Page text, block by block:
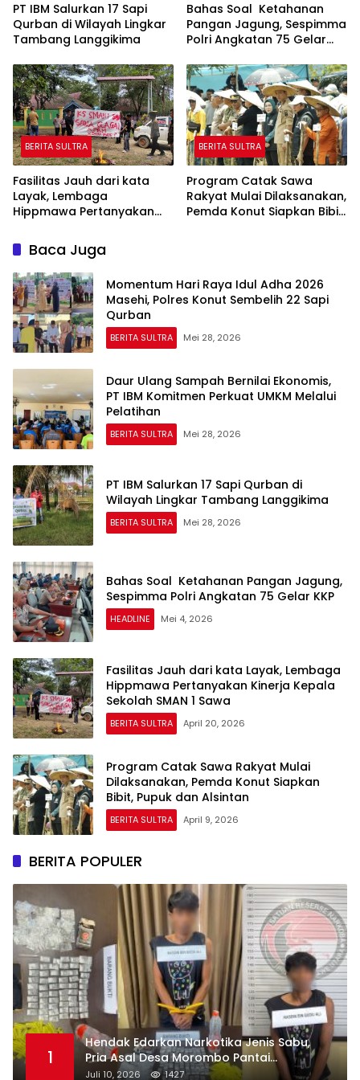
PT IBM Salurkan 17 Sapi
Qurban di Wilayah Lingkar
Tambang Langgikima
Bahas Soal Ketahanan
Pangan Jagung, Sespimma
Polri Angkatan 75 Gelar
BERITA SULTRA
Fasilitas Jauh dari kata
Layak, Lembaga
Hippmawa Pertanyakan
SMAN 1 Sawa
BERITA SULTRA
Program Catak Sawa
Rakyat Mulai Dilaksanakan,
Pemda Konut Siapkan Bibit,
Baca Juga
Momentum Hari Raya Idul Adha 2026
Masehi, Polres Konut Sembelih 22 Sapi
Qurban
BERITA SULTRA Mei 28, 2026
Daur Ulang Sampah Bernilai Ekonomis,
PT IBM Komitmen Perkuat UMKM Melalui
Pelatihan
BERITA SULTRA Mei 28, 2026
PT IBM Salurkan 17 Sapi Qurban di
Wilayah Lingkar Tambang Langgikima
BERITA SULTRA Mei 28, 2026
Bahas Soal Ketahanan Pangan Jagung,
Sespimma Polri Angkatan 75 Gelar KKP
HEADLINE Mei 4, 2026
Fasilitas Jauh dari kata Layak, Lembaga
Hippmawa Pertanyakan Kinerja Kepala
Sekolah SMAN 1 Sawa
BERITA SULTRA April 20, 2026
Program Catak Sawa Rakyat Mulai
Dilaksanakan, Pemda Konut Siapkan
Bibit, Pupuk dan Alsintan
BERITA SULTRA April 9, 2026
BERITA POPULER
1
Hendak Edarkan Narkotika Jenis Sabu,
Pria Asal Desa Morombo Pantai
Diamankan Polisi
Juli 10, 2026 1427